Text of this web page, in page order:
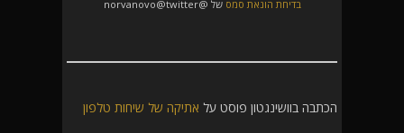
בדיחת הונאת סמס של @norvanovo@twitter
הכתבה בוושינגטון פוסט על אתיקה של שיחות טלפון